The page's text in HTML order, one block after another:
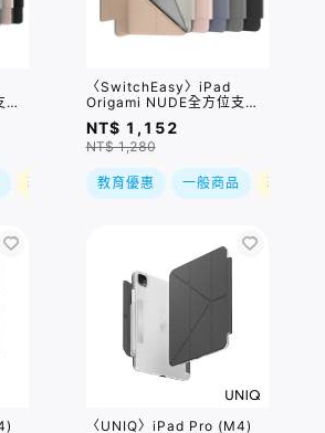
現折
〈SwitchEasy〉iPad
Origami NUDE全方位支架
透明背蓋保護套 / 多款
NT$ 1,152
NT$ 1,280
教育優惠 一般商品 現折
〈UNIQ〉iPad Pro (M4)